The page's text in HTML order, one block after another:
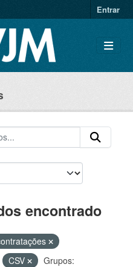
Entrar
encontrado
CSV
Grupos: